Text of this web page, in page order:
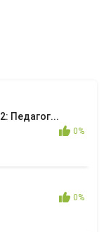
Педагог...
0%
0%